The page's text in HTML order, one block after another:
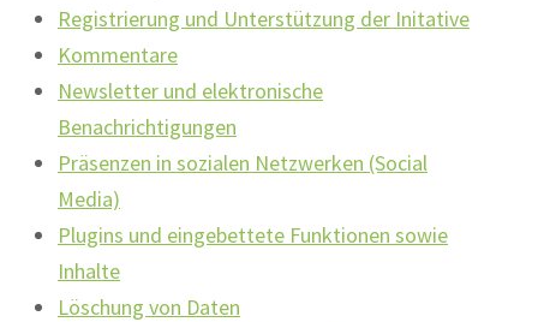
Registrierung und Unterstützung der Initative
Kommentare
Newsletter und elektronische
Benachrichtigungen
Präsenzen in sozialen Netzwerken (Social
Media)
Plugins und eingebettete Funktionen sowie
Inhalte
Löschung von Daten